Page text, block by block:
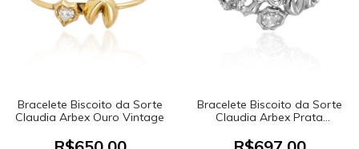
Bracelete Biscoito da Sorte
Claudia Arbex Ouro Vintage
Bracelete Biscoito da Sorte
Claudia Arbex Prata